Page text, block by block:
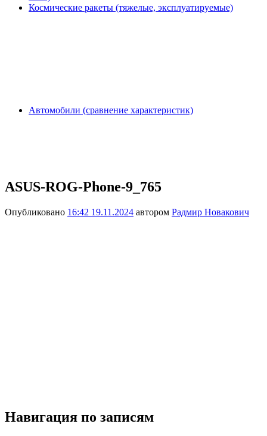
Космические ракеты (тяжелые, эксплуатируемые)
Автомобили (сравнение характеристик)
ASUS-ROG-Phone-9_765
Опубликовано 16:42 19.11.2024 автором Радмир Новакович
Навигация по записям